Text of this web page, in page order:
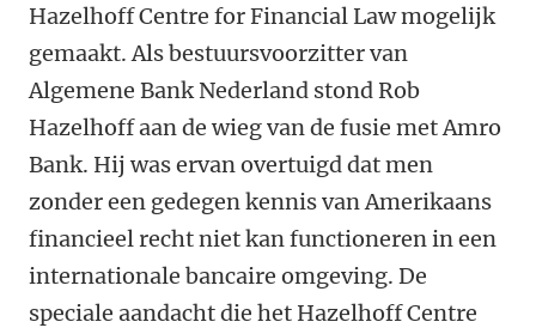
Hazelhoff Centre for Financial Law mogelijk
gemaakt. Als bestuursvoorzitter van
Algemene Bank Nederland stond Rob
Hazelhoff aan de wieg van de fusie met Amro
Bank. Hij was ervan overtuigd dat men
zonder een gedegen kennis van Amerikaans
financieel recht niet kan functioneren in een
internationale bancaire omgeving. De
speciale aandacht die het Hazelhoff Centre